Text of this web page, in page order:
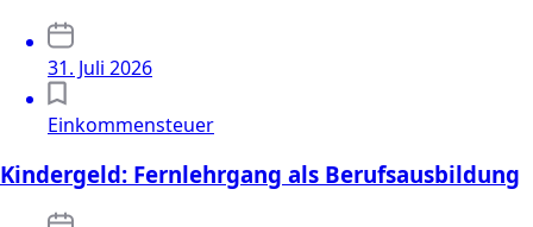
31. Juli 2026
Einkommensteuer
Kindergeld: Fernlehrgang als Berufsausbildung